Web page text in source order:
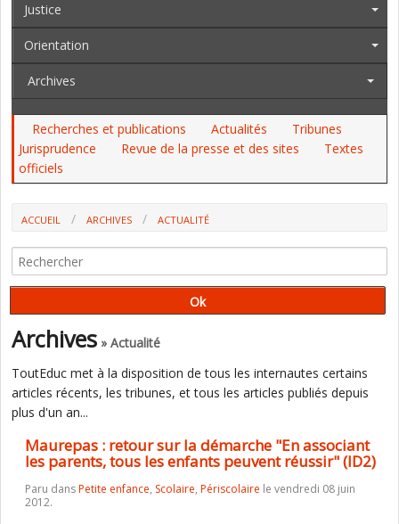
Justice
Orientation
Archives
Recherches et publications Actualités
Tribunes
Jurisprudence
Revue de la presse et des sites
Textes
officiels
ACCUEIL ARCHIVES
ACTUALITÉ
PARENTS, TOUS LES ENFANTS PEUVENT RÉUSSIR" (ID2)
Archives » Actualité
ToutEduc met à la disposition de tous les internautes certains
articles récents, les tribunes, et tous les articles publiés depuis
plus d'un an...
Maurepas : retour sur la démarche "En associant
les parents, tous les enfants peuvent réussir" (ID2)
Paru dansPetite enfance, Scolaire, Périscolaire le vendredi 08 juin
2012.